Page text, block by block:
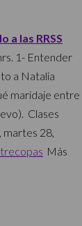
a las RRSS
1- Entender
a Natalia
maridaje entre
Clases
martes 28,
Más